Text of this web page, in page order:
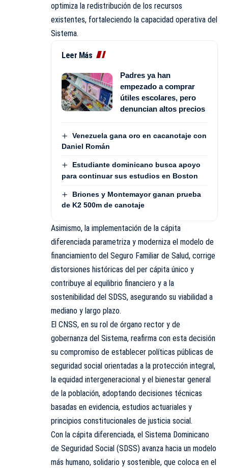
optimiza la redistribución de los recursos
existentes, fortaleciendo la capacidad operativa del
Sistema.
Leer Más
Padres ya han
empezado a comprar
útiles escolares, pero
denuncian altos precios
Venezuela gana oro en cacanotaje con
Daniel Román
Estudiante dominicano busca apoyo
para continuar sus estudios en Boston
Briones y Montemayor ganan prueba
de K2 500m de canotaje
Asimismo, la implementación de la cápita
diferenciada parametriza y moderniza el modelo de
financiamiento del Seguro Familiar de Salud, corrige
distorsiones históricas del per cápita único y
contribuye al equilibrio financiero y a la
sostenibilidad del SDSS, asegurando su viabilidad a
mediano y largo plazo.
El CNSS, en su rol de órgano rector y de
gobernanza del Sistema, reafirma con esta decisión
su compromiso de establecer políticas públicas de
seguridad social orientadas a la protección integral,
la equidad intergeneracional y el bienestar general
de la población, adoptando decisiones técnicas
basadas en evidencia, estudios actuariales y
principios constitucionales de justicia social.
Con la cápita diferenciada, el Sistema Dominicano
de Seguridad Social (SDSS) avanza hacia un modelo
más humano, solidario y sostenible, que coloca en el